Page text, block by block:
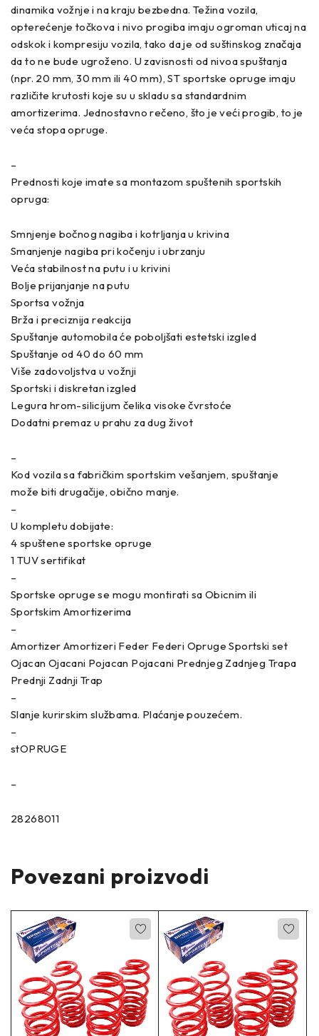
dinamika vožnje i na kraju bezbedna. Težina vozila,
opterećenje točkova i nivo progiba imaju ogroman uticaj na
odskok i kompresiju vozila, tako da je od suštinskog značaja
da to ne bude ugroženo. U zavisnosti od nivoa spuštanja
(npr. 20 mm, 30 mm ili 40 mm), ST sportske opruge imaju
različite krutosti koje su u skladu sa standardnim
amortizerima. Jednostavno rečeno, što je veći progib, to je
veća stopa opruge.
–
Prednosti koje imate sa montazom spuštenih sportskih
opruga:
Smnjenje bočnog nagiba i kotrljanja u krivina
Smanjenje nagiba pri kočenju i ubrzanju
Veća stabilnost na putu i u krivini
Bolje prijanjanje na putu
Sportsa vožnja
Brža i preciznija reakcija
Spuštanje automobila će poboljšati estetski izgled
Spuštanje od 40 do 60 mm
Više zadovoljstva u vožnji
Sportski i diskretan izgled
Legura hrom-silicijum čelika visoke čvrstoće
Dodatni premaz u prahu za dug život
–
Kod vozila sa fabričkim sportskim vešanjem, spuštanje
može biti drugačije, obično manje.
–
U kompletu dobijate:
4 spuštene sportske opruge
1 TUV sertifikat
–
Sportske opruge se mogu montirati sa Obicnim ili
Sportskim Amortizerima
–
Amortizer Amortizeri Feder Federi Opruge Sportski set
Ojacan Ojacani Pojacan Pojacani Prednjeg Zadnjeg Trapa
Prednji Zadnji Trap
–
Slanje kurirskim službama. Plaćanje pouzećem.
–
stOPRUGE
–
28268011
Povezani proizvodi